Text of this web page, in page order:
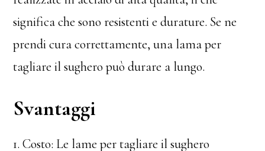
significa che sono resistenti e durature. Se ne
prendi cura correttamente, una lama per
tagliare il sughero può durare a lungo.
Svantaggi
1. Costo: Le lame per tagliare il sughero